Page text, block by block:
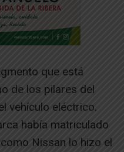
que está
de los pilares del
vehículo eléctrico.
había matriculado
Nissan lo hizo el